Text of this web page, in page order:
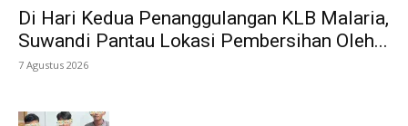
Di Hari Kedua Penanggulangan KLB Malaria,
Suwandi Pantau Lokasi Pembersihan Oleh...
7 Agustus 2026